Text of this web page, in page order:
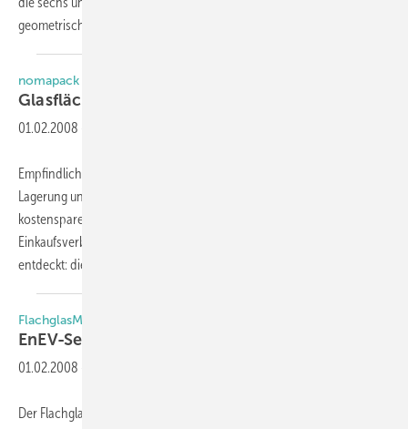
geometrischen Motive vor einem
nomapack Glaspads: „Klebepolster“ ganz ohne Kleber!
Glasflächen sicher und einfach
01.02.2008
Empfindliche Glasoberflächen – wie schützt man sie am besten bei
Lagerung und Transport? Immer auf der Suche nach zeit- und
kostensparenden Ideen für die Kunden, hat der Marketing-und
Einkaufsverbund PackSynergy einen praktischen kleinen Helfer
entdeckt: die nomapack Glaspads –
FlachglasMarkenkreis
EnEV-Seminare im
01.02.2008
Der FlachglasMarkenkreis wird im Februar die Seminarreihe